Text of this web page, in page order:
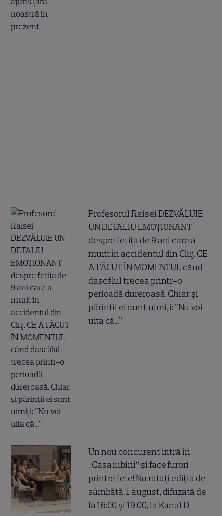
Profesorul Raisei DEZVĂLUIE
UN DETALIU EMOȚIONANT
despre fetița de 9 ani care a
murit în accidentul din Cluj. CE
A FĂCUT ÎN MOMENTUL când
dascălul trecea printr-o
perioadă dureroasă. Chiar și
părinții ei sunt uimiți: "Nu voi
uita că..."
Un nou concurent intră în
„Casa iubirii” și face furori
printre fete! Nu ratați ediția de
sâmbătă, 1 august, difuzată de
la 16:00 și 19:00, la Kanal D